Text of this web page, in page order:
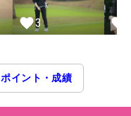
3
ポイント・成績